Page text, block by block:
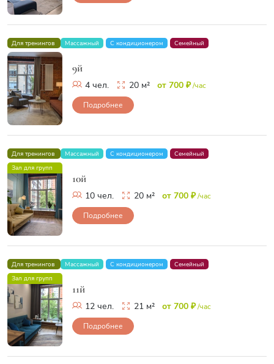
Для тренингов Массажный С кондиционером Семейный
9й
4 чел. 20 м² от 700 ₽/час
Подробнее
Для тренингов Массажный С кондиционером
Семейный
Зал для групп
10й
10 чел. 20 м² от 700 ₽/час
Подробнее
Для тренингов Массажный С кондиционером
Семейный
Зал для групп
11й
12 чел. 21 м² от 700 ₽/час
Подробнее